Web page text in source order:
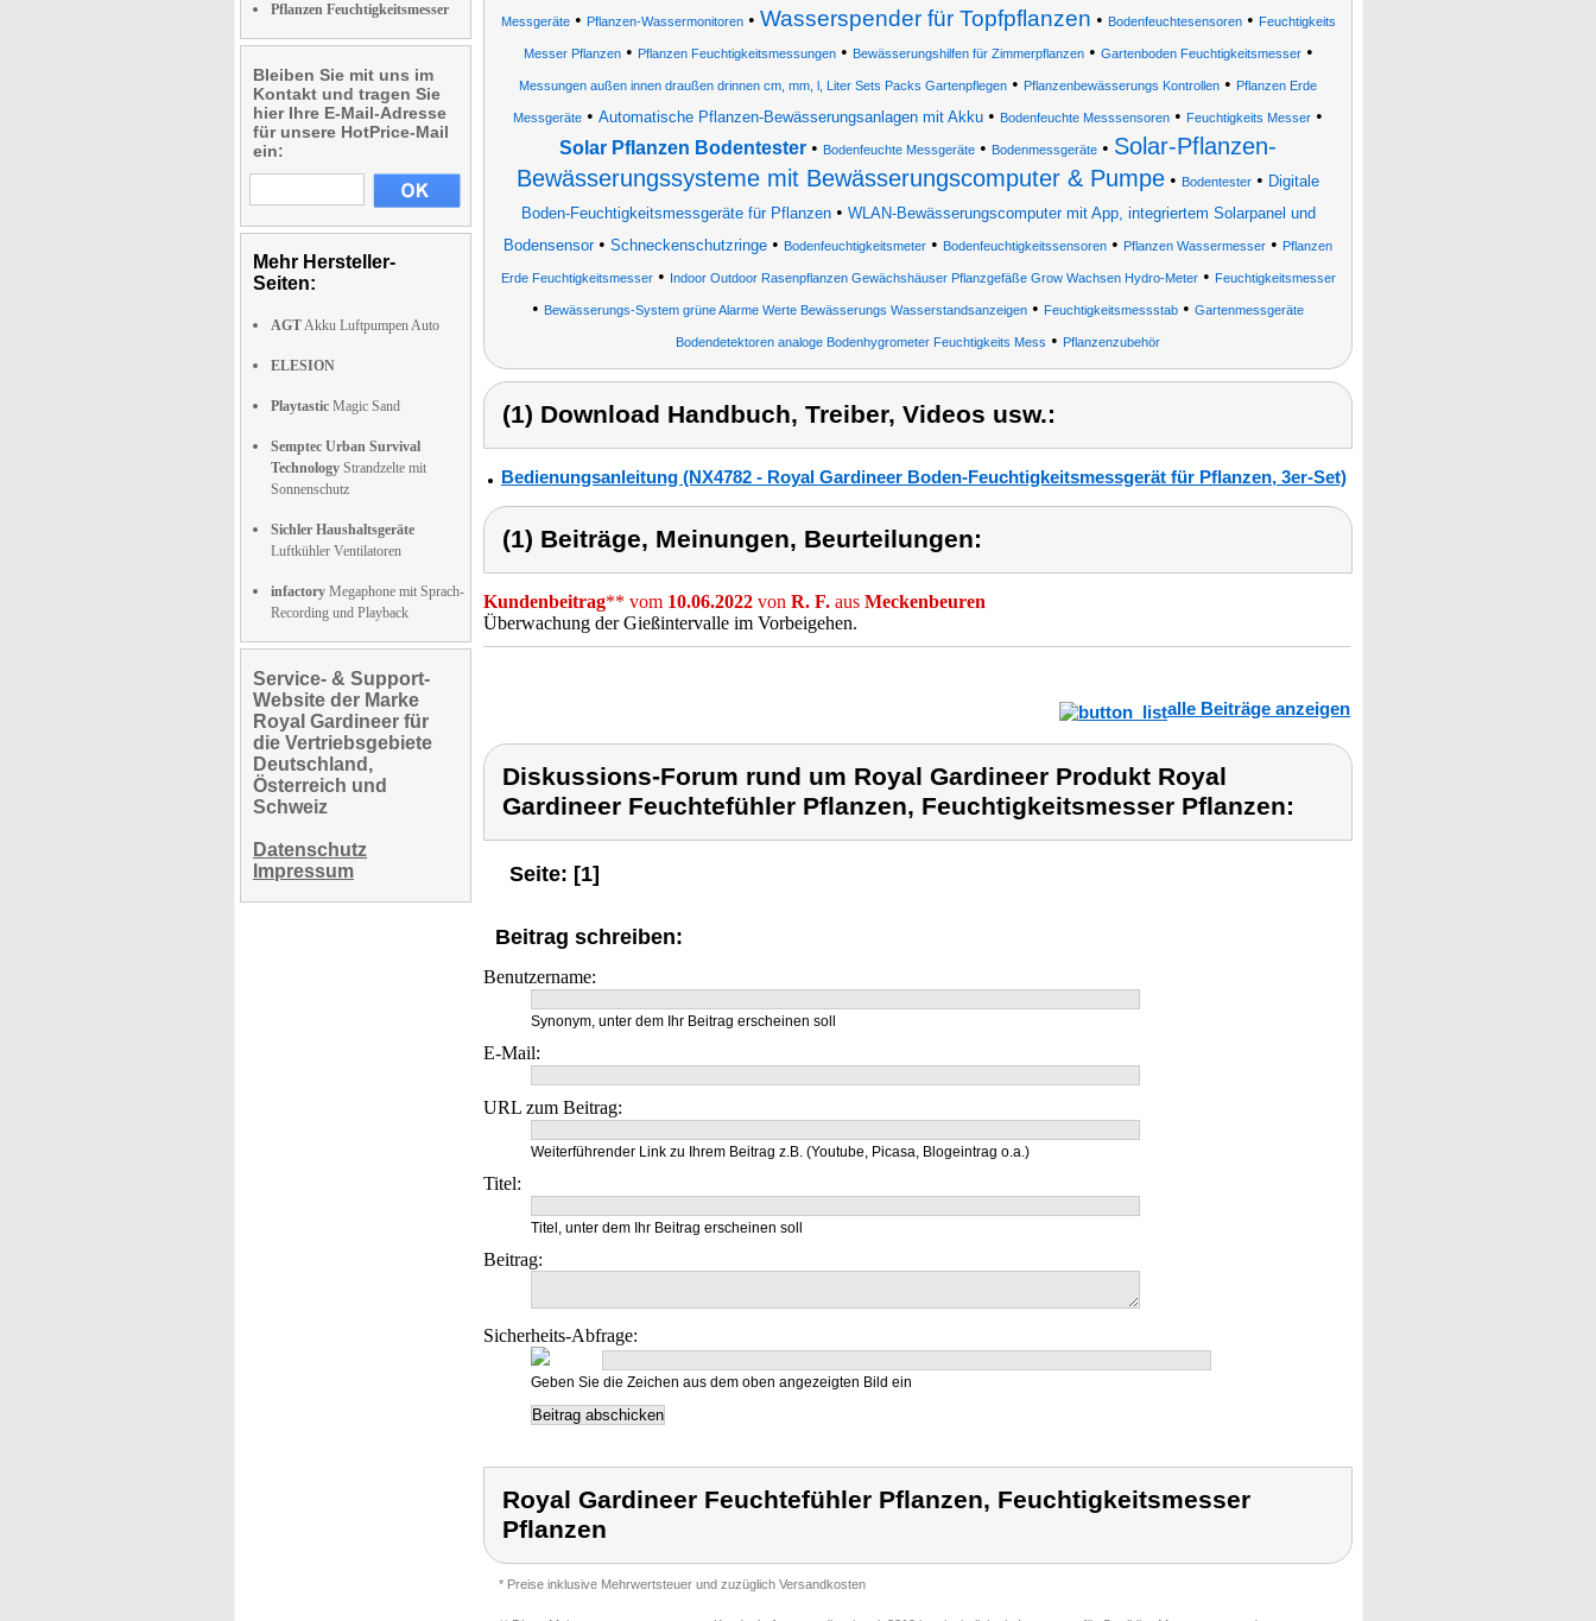
Pflanzen Feuchtigkeitsmesser
Bleiben Sie mit uns im
Kontakt und tragen Sie
hier Ihre E-Mail-Adresse
für unsere HotPrice-Mail
ein:
Mehr Hersteller-
Seiten:
AGTAkku Luftpumpen Auto
ELESION
Playtastic Magic Sand
Semptec Urban Survival
Technology Strandzelte mit
Sonnenschutz
Sichler Haushaltsgeräte
Luftkühler Ventilatoren
infactory Megaphone mit Sprach-
Recording und Playback
Service- & Support-
Website der Marke
Royal Gardineer für
die Vertriebsgebiete
Deutschland,
Österreich und
Schweiz
Datenschutz
Impressum
Messgeräte• Pflanzen-Wassermonitoren• Wasserspender für Topfpflanzen • Bodenfeuchtesensoren• Feuchtigkeits
Messer Pflanzen• Pflanzen Feuchtigkeitsmessungen• Bewässerungshilfen für Zimmerpflanzen• Gartenboden Feuchtigkeitsmesser•
Messungen außen innen draußen drinnen cm, mm, l, Liter Sets Packs Gartenpflegen • Pflanzenbewässerungs Kontrollen • Pflanzen Erde
Messgeräte • Automatische Pflanzen-Bewässerungsanlagen mit Akku • Bodenfeuchte Messsensoren • Feuchtigkeits Messer •
Solar Pflanzen Bodentester • Bodenfeuchte Messgeräte • Bodenmessgeräte • Solar-Pflanzen-
Bewässerungssysteme mit Bewässerungscomputer & Pumpe • Bodentester • Digitale
Boden-Feuchtigkeitsmessgeräte für Pflanzen• WLAN-Bewässerungscomputer mit App, integriertem Solarpanel und
Bodensensor• Schneckenschutzringe • Bodenfeuchtigkeitsmeter • Bodenfeuchtigkeitssensoren • Pflanzen Wassermesser • Pflanzen
Erde Feuchtigkeitsmesser• Indoor Outdoor Rasenpflanzen Gewächshäuser Pflanzgefäße Grow Wachsen Hydro-Meter• Feuchtigkeitsmesser
• Bewässerungs-System grüne Alarme Werte Bewässerungs Wasserstandsanzeigen • Feuchtigkeitsmessstab • Gartenmessgeräte
Bodendetektoren analoge Bodenhygrometer Feuchtigkeits Mess • Pflanzenzubehör
(1) Download Handbuch, Treiber, Videos usw.:
Bedienungsanleitung (NX4782 - Royal Gardineer Boden-Feuchtigkeitsmessgerät für Pflanzen, 3er-Set)
(1) Beiträge, Meinungen, Beurteilungen:
Kundenbeitrag** vom 10.06.2022 von R. F. aus Meckenbeuren
Überwachung der Gießintervalle im Vorbeigehen.
alle Beiträge anzeigen
Diskussions-Forum rund um Royal Gardineer Produkt Royal
Gardineer Feuchtefühler Pflanzen, Feuchtigkeitsmesser Pflanzen:
Seite: [1]
Beitrag schreiben:
Benutzername:
Synonym, unter dem Ihr Beitrag erscheinen soll
E-Mail:
URL zum Beitrag:
Weiterführender Link zu Ihrem Beitrag z.B. (Youtube, Picasa, Blogeintrag o.a.)
Titel:
Titel, unter dem Ihr Beitrag erscheinen soll
Beitrag:
Sicherheits-Abfrage:
Geben Sie die Zeichen aus dem oben angezeigten Bild ein
Royal Gardineer Feuchtefühler Pflanzen, Feuchtigkeitsmesser
Pflanzen
* Preise inklusive Mehrwertsteuer und zuzüglich Versandkosten